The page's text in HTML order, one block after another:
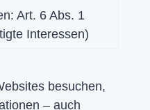
Art. 6 Abs. 1
Interessen)
besuchen,
– auch